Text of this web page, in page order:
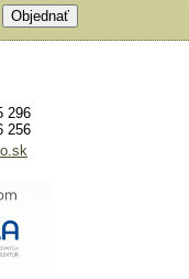
296
256